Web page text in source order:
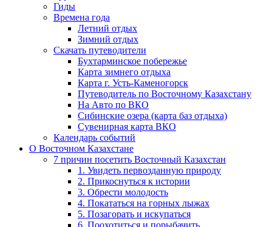
Гиды
Времена года
Летний отдых
Зимний отдых
Скачать путеводители
Бухтарминское побережье
Карта зимнего отдыха
Карта г. Усть-Каменогорск
Путеводитель по Восточному Казахстану
На Авто по ВКО
Сибинские озера (карта баз отдыха)
Сувенирная карта ВКО
Календарь событий
О Восточном Казахстане
7 причин посетить Восточный Казахстан
1. Увидеть первозданную природу
2. Прикоснуться к истории
3. Обрести молодость
4. Покататься на горных лыжах
5. Позагорать и искупаться
6. Поохотиться и порыбачить